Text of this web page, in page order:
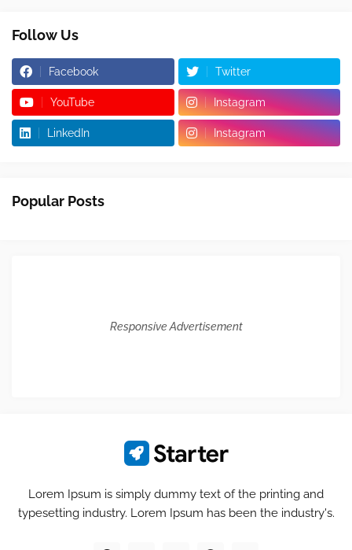
Follow Us
Facebook Twitter
YouTube Instagram
LinkedIn Instagram
Popular Posts
Responsive Advertisement
Lorem Ipsum is simply dummy text of the printing and
typesetting industry. Lorem Ipsum has been the industry's.